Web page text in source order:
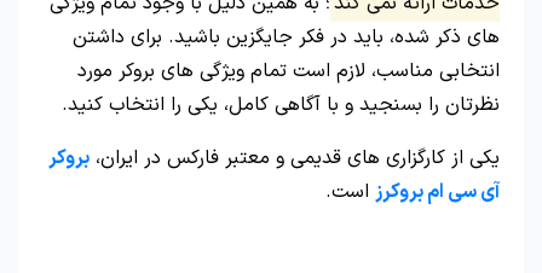
های ذکر شده، باید در فکر جایگزین باشید. برای داشتن
انتخابی مناسب، لازم است تمام ویژگی های بروکر مورد
نظرتان را بسنجید و با آگاهی کامل، یکی را انتخاب کنید.
یکی از کارگزاری های قدیمی و معتبر فارکس در ایران، بروکر
آی سی ام بروکرز است.